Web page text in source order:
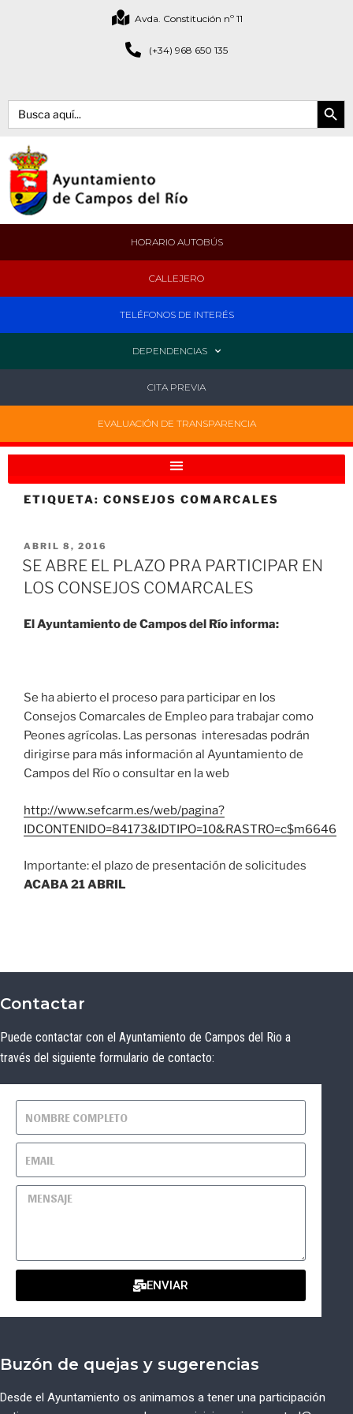
Avda. Constitución nº 11
(+34) 968 650 135
Buscar: Botón de
HORARIO AUTOBÚS
CALLEJERO
TELÉFONOS DE INTERÉS
DEPENDENCIAS
CITA PREVIA
EVALUACIÓN DE TRANSPARENCIA
ETIQUETA: CONSEJOS COMARCALES
ABRIL 8, 2016
SE ABRE EL PLAZO PRA PARTICIPAR EN
LOS CONSEJOS COMARCALES
El Ayuntamiento de Campos del Río informa:
Se ha abierto el proceso para participar en los
Consejos Comarcales de Empleo para trabajar como
Peones agrícolas. Las personas interesadas podrán
dirigirse para más información al Ayuntamiento de
Campos del Río o consultar en la web
http://www.sefcarm.es/web/pagina?
IDCONTENIDO=84173&IDTIPO=10&RASTRO=c$m6646
Importante: el plazo de presentación de solicitudes
ACABA 21 ABRIL
Contactar
Puede contactar con el Ayuntamiento de Campos del Rio a
través del siguiente formulario de contacto:
ENVIAR
Buzón de quejas y sugerencias
Desde el Ayuntamiento os animamos a tener una participación